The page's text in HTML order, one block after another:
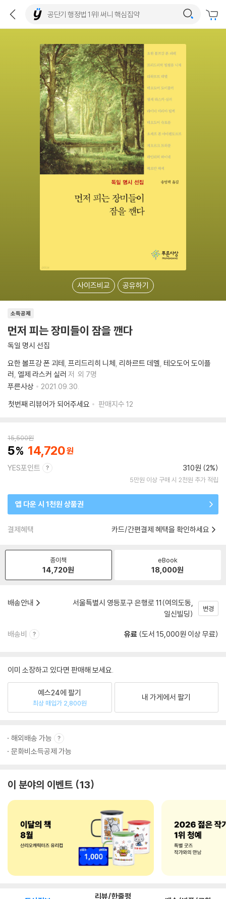
사이즈비교 공유하기
소득공제
먼저 피는 장미들이 잠을 깬다
독일 명시 선집
요한 볼프강 폰 괴테 프리드리히 니체 리하르트 데멜 테오도어 도이플
러 엘제 라스커 실러 저 외 7명
푸른사상
2021.09.30.
첫번째 리뷰어가 되어주세요
판매지수 12
15,500원
5 14,720
YES포인트 310원 (2%)
5만원 이상 구매 시 2천원 추가 적립
앱 다운 시 1천원 상품권
결제혜택 카드/간편결제 혜택을 확인하세요
종이책
14,720원
eBook
18,000원
배송안내
서울특별시 영등포구 은행로 11(여의도동,
일신빌딩)
변경
배송비 유료 (도서 15,000원 이상 무료)
이미 소장하고 있다면 판매해 보세요.
예스24에 팔기
최상 매입가 2,800원
내 가게에서 팔기
해외배송 가능
문화비소득공제 가능
이 분야의 이벤트 13
리뷰/한줄평